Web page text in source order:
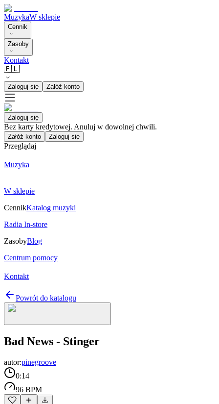
MuzykaW sklepie
Cennik
Zasoby
Kontakt
🇵🇱
Zaloguj się Załóż konto
Zaloguj się
Bez karty kredytowej. Anuluj w dowolnej chwili.
Załóż konto Zaloguj się
Przeglądaj
Muzyka
W sklepie
CennikKatalog muzyki
Radia In-store
ZasobyBlog
Centrum pomocy
Kontakt
Powrót do katalogu
Bad News - Stinger
autor:pinegroove
0:14
96 BPM